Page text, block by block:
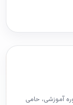
آموزشی، حامی